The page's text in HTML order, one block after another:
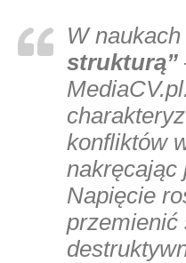
W
strukturą”
konfliktów
nakręcając
Napięcie
przemienić